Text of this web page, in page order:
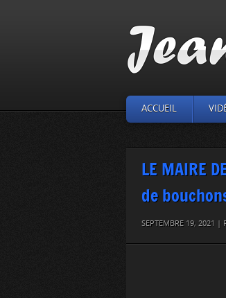
ACCUEIL
LE MAIRE
de
SEPTEMBRE 19, 2021 |